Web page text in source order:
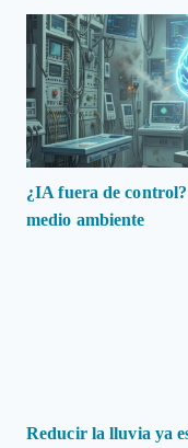
¿IA fuera de
medio ambiente
Reducir la lluvia ya